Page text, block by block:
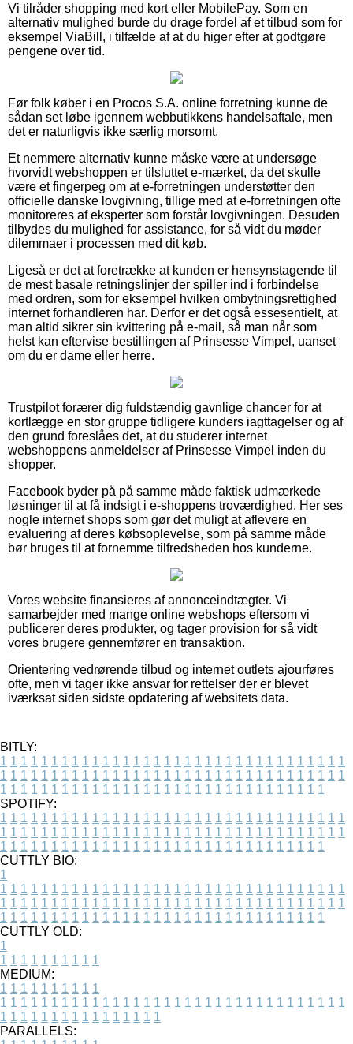
Vi tilråder shopping med kort eller MobilePay. Som en
alternativ mulighed burde du drage fordel af et tilbud som for
eksempel ViaBill, i tilfælde af at du higer efter at godtgøre
pengene over tid.
Før folk køber i en Procos S.A. online forretning kunne de
sådan set løbe igennem webbutikkens handelsaftale, men
det er naturligvis ikke særlig morsomt.
Et nemmere alternativ kunne måske være at undersøge
hvorvidt webshoppen er tilsluttet e-mærket, da det skulle
være et fingerpeg om at e-forretningen understøtter den
officielle danske lovgivning, tillige med at e-forretningen ofte
monitoreres af eksperter som forstår lovgivningen. Desuden
tilbydes du mulighed for assistance, for så vidt du møder
dilemmaer i processen med dit køb.
Ligeså er det at foretrække at kunden er hensynstagende til
de mest basale retningslinjer der spiller ind i forbindelse
med ordren, som for eksempel hvilken ombytningsrettighed
internet forhandleren har. Derfor er det også essesentielt, at
man altid sikrer sin kvittering på e-mail, så man når som
helst kan eftervise bestillingen af Prinsesse Vimpel, uanset
om du er dame eller herre.
Trustpilot forærer dig fuldstændig gavnlige chancer for at
kortlægge en stor gruppe tidligere kunders iagttagelser og af
den grund foreslåes det, at du studerer internet
webshoppens anmeldelser af Prinsesse Vimpel inden du
shopper.
Facebook byder på på samme måde faktisk udmærkede
løsninger til at få indsigt i e-shoppens troværdighed. Her ses
nogle internet shops som gør det muligt at aflevere en
evaluering af deres købsoplevelse, som på samme måde
bør bruges til at fornemme tilfredsheden hos kunderne.
Vores website finansieres af annonceindtægter. Vi
samarbejder med mange online webshops eftersom vi
publicerer deres produkter, og tager provision for så vidt
vores brugere gennemfører en transaktion.
Orientering vedrørende tilbud og internet outlets ajourføres
ofte, men vi tager ikke ansvar for rettelser der er blevet
iværksat siden sidste opdatering af websitets data.
BITLY:
1 1 1 1 1 1 1 1 1 1 1 1 1 1 1 1 1 1 1 1 1 1 1 1 1 1 1 1 1 1 1 1 1 1
1 1 1 1 1 1 1 1 1 1 1 1 1 1 1 1 1 1 1 1 1 1 1 1 1 1 1 1 1 1 1 1 1 1
1 1 1 1 1 1 1 1 1 1 1 1 1 1 1 1 1 1 1 1 1 1 1 1 1 1 1 1 1 1 1 1
SPOTIFY:
1 1 1 1 1 1 1 1 1 1 1 1 1 1 1 1 1 1 1 1 1 1 1 1 1 1 1 1 1 1 1 1 1 1
1 1 1 1 1 1 1 1 1 1 1 1 1 1 1 1 1 1 1 1 1 1 1 1 1 1 1 1 1 1 1 1 1 1
1 1 1 1 1 1 1 1 1 1 1 1 1 1 1 1 1 1 1 1 1 1 1 1 1 1 1 1 1 1 1 1
CUTTLY BIO:
1
1 1 1 1 1 1 1 1 1 1 1 1 1 1 1 1 1 1 1 1 1 1 1 1 1 1 1 1 1 1 1 1 1 1
1 1 1 1 1 1 1 1 1 1 1 1 1 1 1 1 1 1 1 1 1 1 1 1 1 1 1 1 1 1 1 1 1 1
1 1 1 1 1 1 1 1 1 1 1 1 1 1 1 1 1 1 1 1 1 1 1 1 1 1 1 1 1 1 1 1
CUTTLY OLD:
1
1 1 1 1 1 1 1 1 1 1
MEDIUM:
1 1 1 1 1 1 1 1 1 1
1 1 1 1 1 1 1 1 1 1 1 1 1 1 1 1 1 1 1 1 1 1 1 1 1 1 1 1 1 1 1 1 1 1
1 1 1 1 1 1 1 1 1 1 1 1 1 1 1 1
PARALLELS: